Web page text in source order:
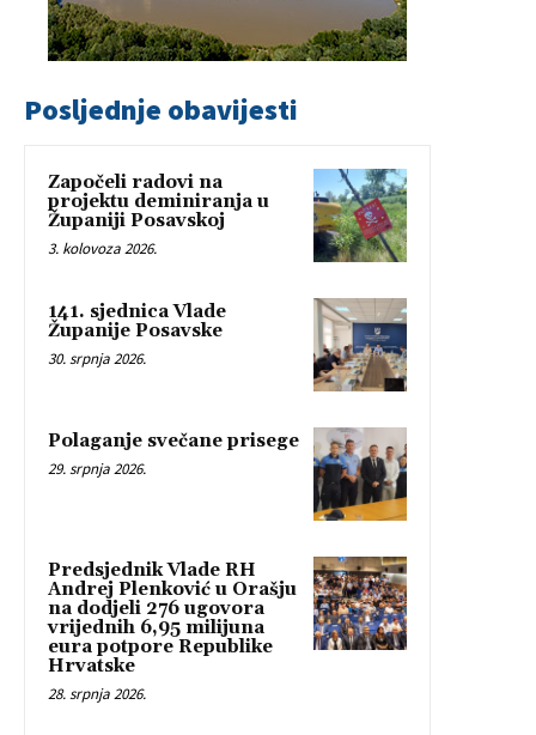
Posljednje obavijesti
Započeli radovi na
projektu deminiranja u
Županiji Posavskoj
3. kolovoza 2026.
141. sjednica Vlade
Županije Posavske
30. srpnja 2026.
Polaganje svečane prisege
29. srpnja 2026.
Predsjednik Vlade RH
Andrej Plenković u Orašju
na dodjeli 276 ugovora
vrijednih 6,95 milijuna
eura potpore Republike
Hrvatske
28. srpnja 2026.